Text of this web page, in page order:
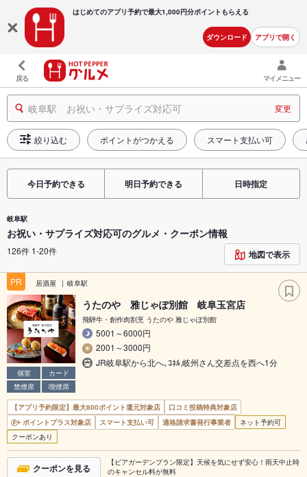
はじめてのアプリ予約で最大1,000円分ポイントもらえる
ダウンロード アプリで開く
戻る マイメニュー
岐阜駅 お祝い・サプライズ対応可 変更
絞り込む ポイントがつかえる スマート支払い可
今日予約できる 明日予約できる 日時指定
岐阜駅
お祝い・サプライズ対応可のグルメ・クーポン情報
126件 1-20件 地図で表示
PR 居酒屋 岐阜駅
個室
カード
禁煙席
喫煙席
うたのや 雅じゃぽ別館 岐阜玉宮店
飛騨牛・創作肉割烹 うたのや 雅じゃぽ別館
5001～6000円
2001～3000円
JR岐阜駅から北へ､ｺﾈﾙ,岐州さん交差点を西へ1分
【アプリ予約限定】最大800ポイント還元対象店
口コミ投稿特典対象店
ポイントプラス対象店
スマート支払い可 適格請求書発行事業者
ネット予約可
クーポンあり
クーポンを見る
【ビアガーデンプラン限定】天候を気にせず安心！雨天中止時
のキャンセル料が無料